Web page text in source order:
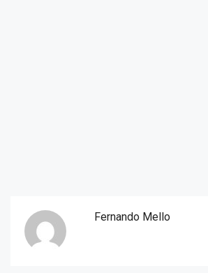
Fernando Mello